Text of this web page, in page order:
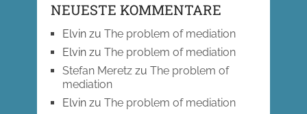
NEUESTE KOMMENTARE
Elvinzu The problem of mediation
Elvinzu The problem of mediation
Stefan Meretzzu The problem of
mediation
Elvinzu The problem of mediation